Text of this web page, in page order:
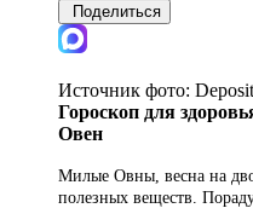
Поделиться
Источник фото:
Гороскоп для
Овен
Милые Овны, весна на
полезных веществ.